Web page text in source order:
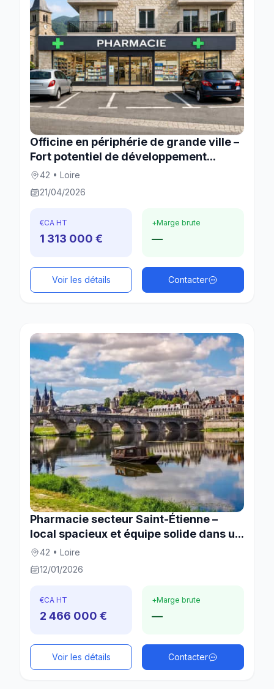
Officine en périphérie de grande ville –
Fort potentiel de développement...
42 • Loire
21/04/2026
€CA HT
1 313 000 €
+Marge brute
—
Voir les détails Contacter
Pharmacie secteur Saint-Étienne –
local spacieux et équipe solide dans u...
42 • Loire
12/01/2026
€CA HT
2 466 000 €
+Marge brute
—
Voir les détails Contacter